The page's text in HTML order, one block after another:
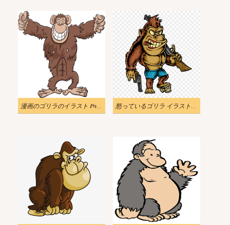
漫画のゴリラのイラスト Png 画像 怒っているゴリラ イラスト画像